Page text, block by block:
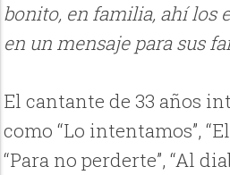
bonito, en familia, ahí los
en un mensaje para sus
El cantante de 33 años
como “Lo intentamos”,
“Para no perderte”, “Al